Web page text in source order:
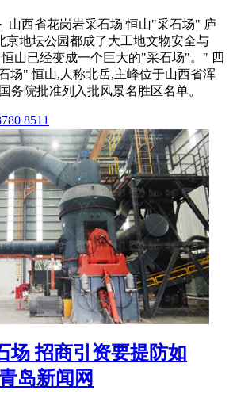
山西省花岗岩采石场 恒山"采石场" 庐
京地坛公园都成了大工地文物安全与
恒山已经变成一个巨大的"采石场"。" 四
场" 恒山,人称北岳,主峰位于山西省浑
务院批准列入批风景名胜区名单。
8511
场 招商引资要提防如
岛新闻网